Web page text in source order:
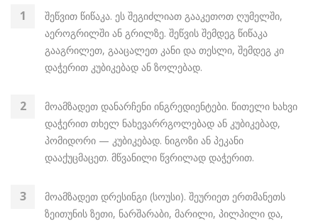
შეწვით წიწაკა. ეს შეგიძლიათ გააკეთოთ ღუმელში,
აეროგრილში ან გრილზე. შეწვის შემდეგ წიწაკა
გააგრილეთ, გააცალეთ კანი და თესლი, შემდეგ კი
დაჭერით კუბიკებად ან ზოლებად.
მოამზადეთ დანარჩენი ინგრედიენტები. წითელი ხახვი
დაჭერით თხელ ნახევარრგოლებად ან კუბიკებად,
პომიდორი — კუბიკებად. ნიგოზი ან პეკანი
დააქუცმაცეთ. მწვანილი წვრილად დაჭერით.
მოამზადეთ დრესინგი (სოუსი). შეურიეთ ერთმანეთს
ზეითუნის ზეთი, ნარშარაბი, მარილი, პილპილი და,